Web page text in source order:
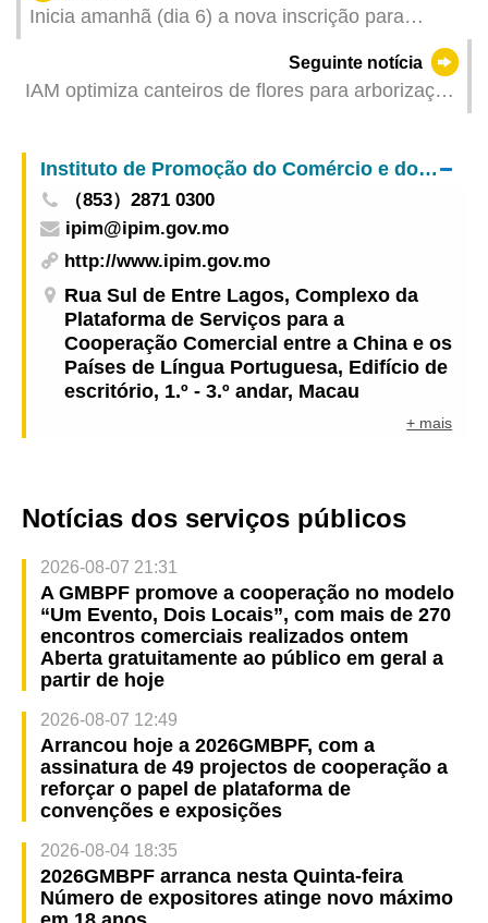
Inicia amanhã (dia 6) a nova inscrição para
voluntários da 15.ª edição dos Jogos Nacionais e
Jogos Olímpicos Especiais para Deficientes na
Zona de Competição de Macau
Seguinte notícia
IAM optimiza canteiros de flores para arborização
Instituto de Promoção do Comércio e do Investimento
（853）2871 0300
ipim@ipim.gov.mo
http://www.ipim.gov.mo
Rua Sul de Entre Lagos, Complexo da
Plataforma de Serviços para a
Cooperação Comercial entre a China e os
Países de Língua Portuguesa, Edifício de
escritório, 1.º - 3.º andar, Macau
+ mais
Notícias dos serviços públicos
2026-08-07 21:31
A GMBPF promove a cooperação no modelo
“Um Evento, Dois Locais”, com mais de 270
encontros comerciais realizados ontem
Aberta gratuitamente ao público em geral a
partir de hoje
2026-08-07 12:49
Arrancou hoje a 2026GMBPF, com a
assinatura de 49 projectos de cooperação a
reforçar o papel de plataforma de
convenções e exposições
2026-08-04 18:35
2026GMBPF arranca nesta Quinta-feira
Número de expositores atinge novo máximo